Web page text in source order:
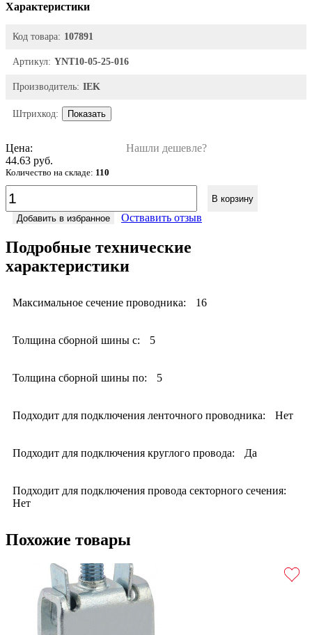
Характеристики
Код товара: 107891
Артикул: YNT10-05-25-016
Производитель: IEK
Штрихкод: Показать
Цена:
Нашли дешевле?
44.63 руб.
Количество на складе: 110
В корзину
Добавить в избранное
Оствавить отзыв
Подробные технические
характеристики
Максимальное сечение проводника: 16
Толщина сборной шины с: 5
Толщина сборной шины по: 5
Подходит для подключения ленточного проводника: Нет
Подходит для подключения круглого провода: Да
Подходит для подключения провода секторного сечения:
Нет
Похожие товары